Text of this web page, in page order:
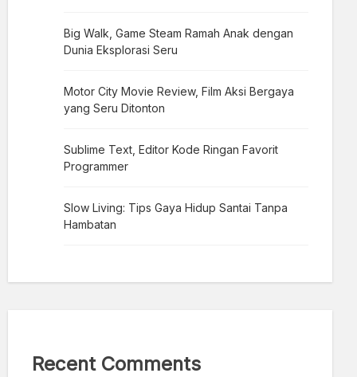
Big Walk, Game Steam Ramah Anak dengan
Dunia Eksplorasi Seru
Motor City Movie Review, Film Aksi Bergaya
yang Seru Ditonton
Sublime Text, Editor Kode Ringan Favorit
Programmer
Slow Living: Tips Gaya Hidup Santai Tanpa
Hambatan
Recent Comments